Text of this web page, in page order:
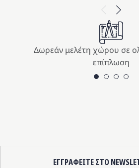
Previous
Next
Δωρεάν μελέτη χώρου σε
επίπλωση
ΕΓΓΡΑΦΕΙΤΕ ΣΤΟ